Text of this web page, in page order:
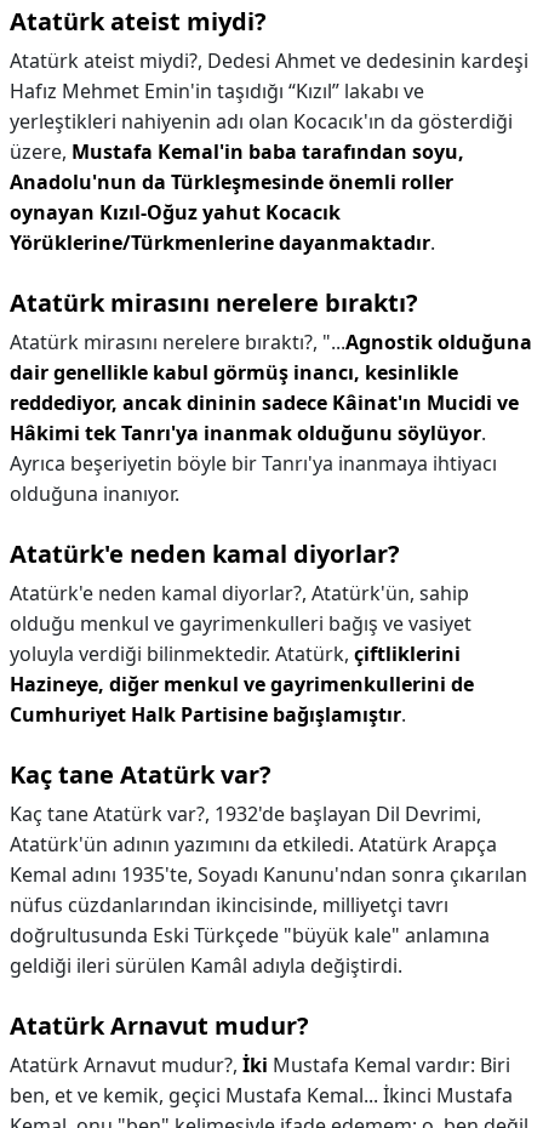
Atatürk ateist miydi?
Atatürk ateist miydi?, Dedesi Ahmet ve dedesinin kardeşi
Hafız Mehmet Emin'in taşıdığı “Kızıl” lakabı ve
yerleştikleri nahiyenin adı olan Kocacık'ın da gösterdiği
üzere, Mustafa Kemal'in baba tarafından soyu,
Anadolu'nun da Türkleşmesinde önemli roller
oynayan Kızıl-Oğuz yahut Kocacık
Yörüklerine/Türkmenlerine dayanmaktadır.
Atatürk mirasını nerelere bıraktı?
Atatürk mirasını nerelere bıraktı?, "...Agnostik olduğuna
dair genellikle kabul görmüş inancı, kesinlikle
reddediyor, ancak dininin sadece Kâinat'ın Mucidi ve
Hâkimi tek Tanrı'ya inanmak olduğunu söylüyor.
Ayrıca beşeriyetin böyle bir Tanrı'ya inanmaya ihtiyacı
olduğuna inanıyor.
Atatürk'e neden kamal diyorlar?
Atatürk'e neden kamal diyorlar?, Atatürk'ün, sahip
olduğu menkul ve gayrimenkulleri bağış ve vasiyet
yoluyla verdiği bilinmektedir. Atatürk, çiftliklerini
Hazineye, diğer menkul ve gayrimenkullerini de
Cumhuriyet Halk Partisine bağışlamıştır.
Kaç tane Atatürk var?
Kaç tane Atatürk var?, 1932'de başlayan Dil Devrimi,
Atatürk'ün adının yazımını da etkiledi. Atatürk Arapça
Kemal adını 1935'te, Soyadı Kanunu'ndan sonra çıkarılan
nüfus cüzdanlarından ikincisinde, milliyetçi tavrı
doğrultusunda Eski Türkçede "büyük kale" anlamına
geldiği ileri sürülen Kamâl adıyla değiştirdi.
Atatürk Arnavut mudur?
Atatürk Arnavut mudur?, İki Mustafa Kemal vardır: Biri
ben, et ve kemik, geçici Mustafa Kemal... İkinci Mustafa